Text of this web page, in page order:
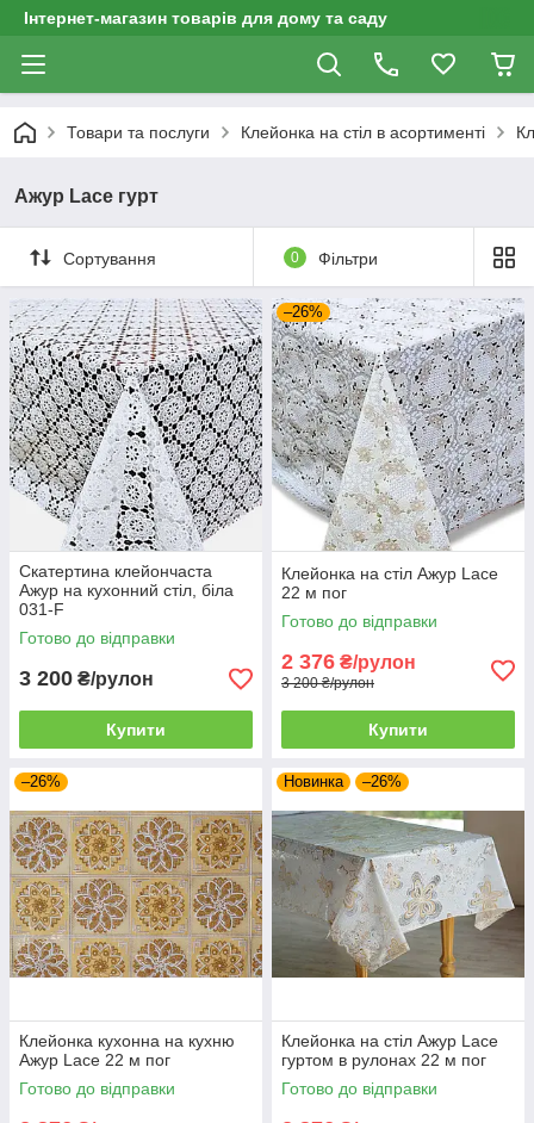
Інтернет-магазин товарів для дому та саду
Товари та послуги Клейонка на стіл в асортименті
Ажур Lace гурт
Сортування 0 Фільтри
Скатертина клейончаста
Ажур на кухонний стіл, біла
031-F
Готово до відправки
3 200 ₴/рулон
Купити
–26%
Клейонка на стіл Ажур Lace
22 м пог
Готово до відправки
2 376 ₴/рулон
3 200 ₴/рулон
Купити
–26%
Клейонка кухонна на кухню
Ажур Lace 22 м пог
Готово до відправки
Новинка –26%
Клейонка на стіл Ажур Lace
гуртом в рулонах 22 м пог
Готово до відправки